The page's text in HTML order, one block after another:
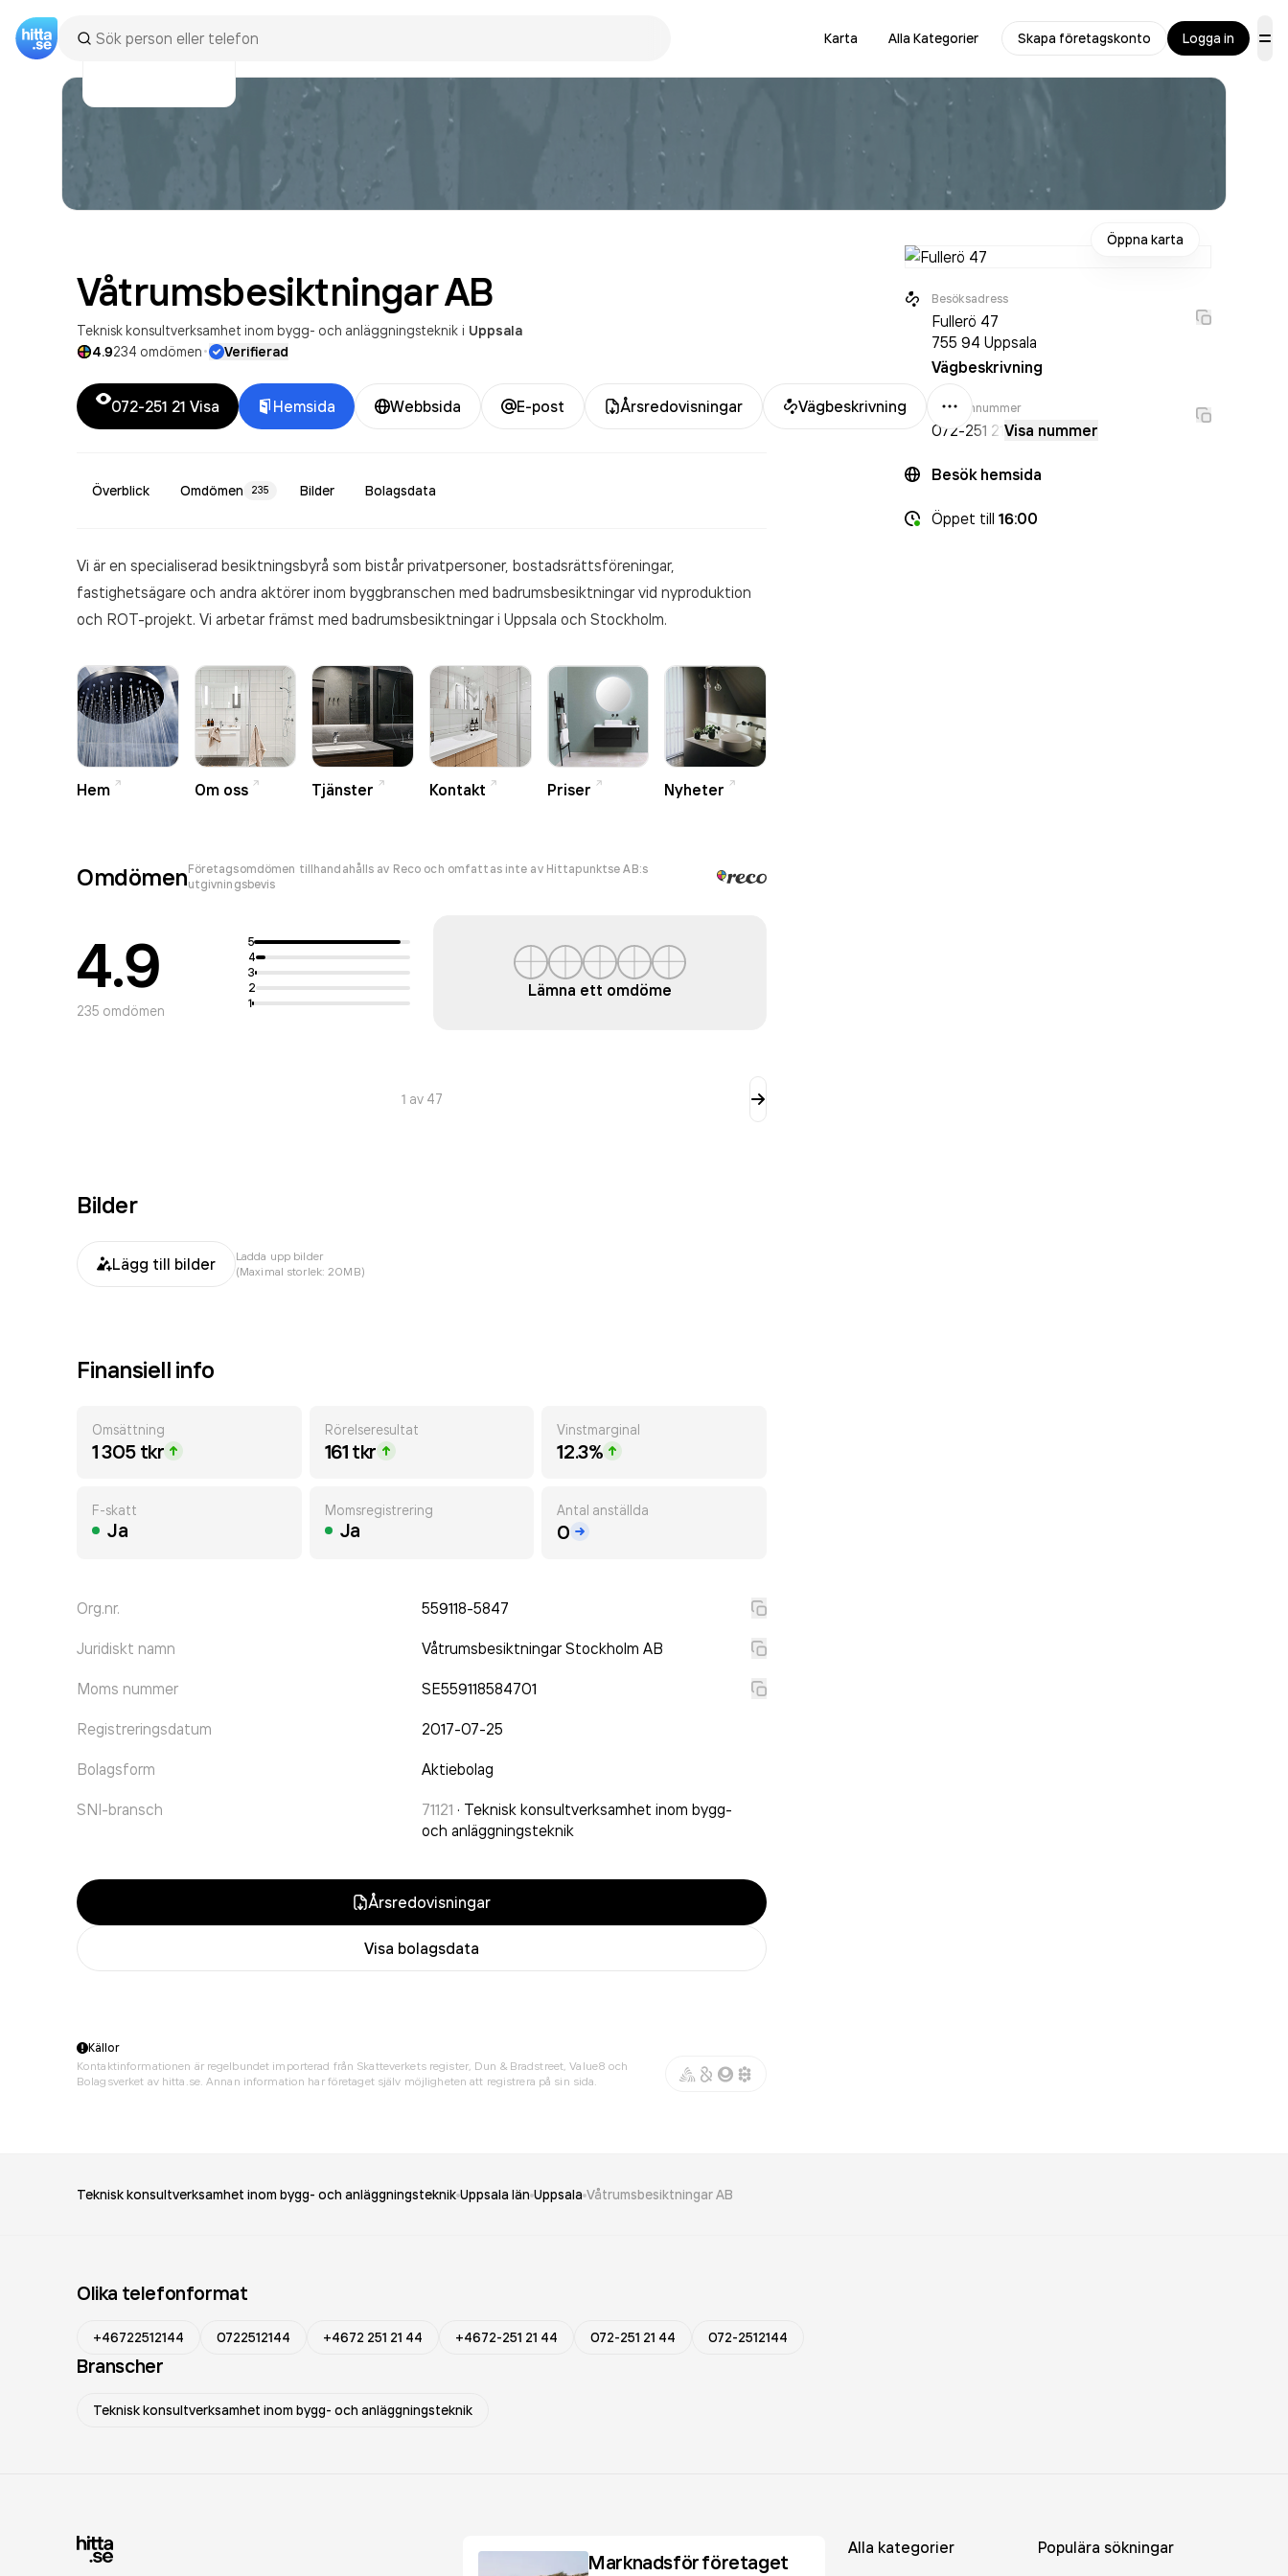
Karta Alla Kategorier Skapa företagskonto Logga in
VåtrumsbesiktningarAB
Teknisk konsultverksamhet inom bygg- och anläggningsteknik i Uppsala
4.9234 omdömen· Verifierad
072-251 21 Visa Hemsida Webbsida E-post Årsredovisningar Vägbeskrivning
Mer
Överblick Omdömen 235 Bilder Bolagsdata
Vi är en specialiserad besiktningsbyrå som bistår privatpersoner, bostadsrättsföreningar,
fastighetsägare och andra aktörer inom byggbranschen med badrumsbesiktningar vid nyproduktion
och ROT-projekt. Vi arbetar främst med badrumsbesiktningar i Uppsala och Stockholm.
Hem Om oss Tjänster Kontakt Priser Nyheter
OmdömenFöretagsomdömen tillhandahålls av Reco och omfattas inte av Hittapunktse AB:s
utgivningsbevis
4.9
235 omdömen
5
4
3
2
1
Lämna ett omdöme
1 av 47
Bilder
Lägg till bilder
Ladda upp bilder
(Maximal storlek: 20MB)
Finansiell info
Omsättning
1 305 tkr
Rörelseresultat
161 tkr
Vinstmarginal
12.3%
F-skatt
Ja
Momsregistrering
Ja
Antal anställda
0
Org.nr. 559118-5847
Juridiskt namn Våtrumsbesiktningar Stockholm AB
Moms nummer SE559118584701
Registreringsdatum 2017-07-25
Bolagsform Aktiebolag
SNI-bransch 71121 · Teknisk konsultverksamhet inom bygg-
och anläggningsteknik
Årsredovisningar
Visa bolagsdata
Öppna karta
Besöksadress
Fullerö 47
755 94 Uppsala
Vägbeskrivning
Telefonnummer
072-251 21 Visa nummer
Besök hemsida
Öppet till 16:00
Källor
Kontaktinformationen är regelbundet importerad från Skatteverkets register, Dun & Bradstreet, Value8 och
Bolagsverket av hitta.se. Annan information har företaget själv möjligheten att registrera på sin sida.
Teknisk konsultverksamhet inom bygg- och anläggningsteknik Uppsala län Uppsala Våtrumsbesiktningar AB
Olika telefonformat
+46722512144 0722512144 +4672 251 21 44 +4672-251 21 44 072-251 21 44 072-2512144
Branscher
Teknisk konsultverksamhet inom bygg- och anläggningsteknik
Marknadsför företaget
Alla kategorier
Populära sökningar